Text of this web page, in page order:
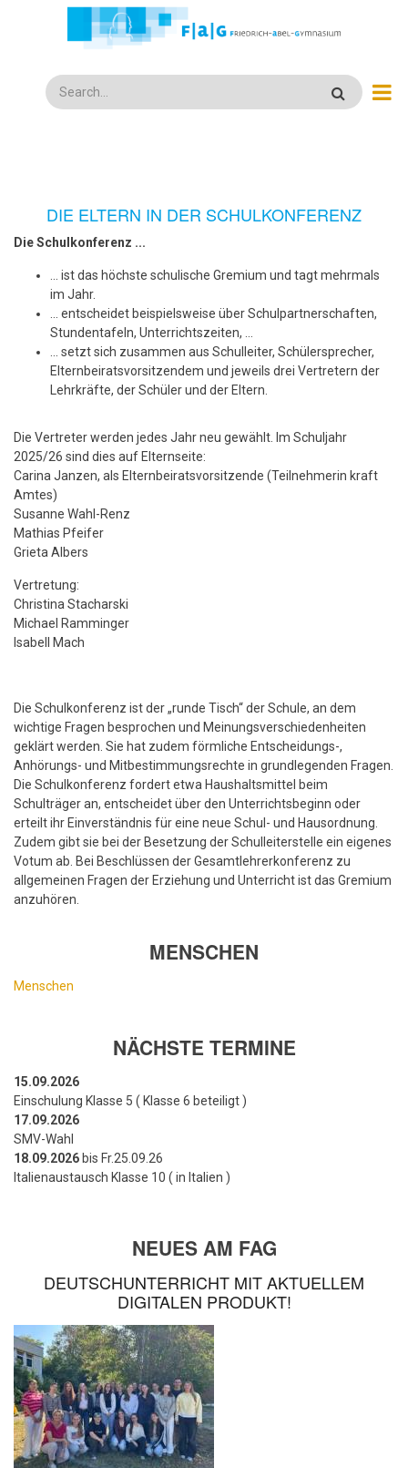
Search
DIE ELTERN IN DER SCHULKONFERENZ
Die Schulkonferenz ...
... ist das höchste schulische Gremium und tagt mehrmals
im Jahr.
... entscheidet beispielsweise über Schulpartnerschaften,
Stundentafeln, Unterrichtszeiten, …
... setzt sich zusammen aus Schulleiter, Schülersprecher,
Elternbeiratsvorsitzendem und jeweils drei Vertretern der
Lehrkräfte, der Schüler und der Eltern.
Die Vertreter werden jedes Jahr neu gewählt. Im Schuljahr
2025/26 sind dies auf Elternseite:
Carina Janzen, als Elternbeiratsvorsitzende (Teilnehmerin kraft
Amtes)
Susanne Wahl-Renz
Mathias Pfeifer
Grieta Albers
Vertretung:
Christina Stacharski
Michael Ramminger
Isabell Mach
Die Schulkonferenz ist der „runde Tisch“ der Schule, an dem
wichtige Fragen besprochen und Meinungsverschiedenheiten
geklärt werden. Sie hat zudem förmliche Entscheidungs-,
Anhörungs- und Mitbestimmungsrechte in grundlegenden Fragen.
Die Schulkonferenz fordert etwa Haushaltsmittel beim
Schulträger an, entscheidet über den Unterrichtsbeginn oder
erteilt ihr Einverständnis für eine neue Schul- und Hausordnung.
Zudem gibt sie bei der Besetzung der Schulleiterstelle ein eigenes
Votum ab. Bei Beschlüssen der Gesamtlehrerkonferenz zu
allgemeinen Fragen der Erziehung und Unterricht ist das Gremium
anzuhören.
MENSCHEN
Menschen
NÄCHSTE TERMINE
15.09.2026
Einschulung Klasse 5 ( Klasse 6 beteiligt )
17.09.2026
SMV-Wahl
18.09.2026 bis Fr.25.09.26
Italienaustausch Klasse 10 ( in Italien )
NEUES AM FAG
DEUTSCHUNTERRICHT MIT AKTUELLEM
DIGITALEN PRODUKT!